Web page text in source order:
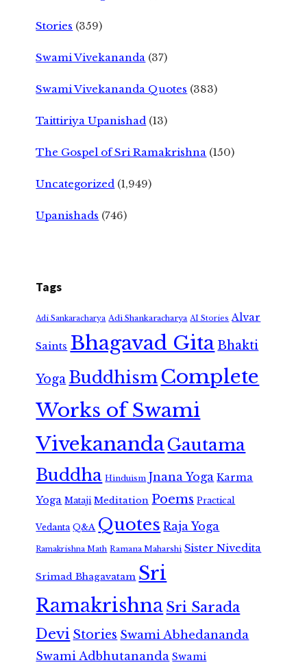
Stories (359)
Swami Vivekananda (37)
Swami Vivekananda Quotes (383)
Taittiriya Upanishad (13)
The Gospel of Sri Ramakrishna (150)
Uncategorized (1,949)
Upanishads (746)
Tags
Adi Sankaracharya Adi Shankaracharya AI Stories Alvar
Saints Bhagavad GitaBhakti
Yoga Buddhism Complete
Works of Swami
VivekanandaGautama
Buddha Hinduism Jnana Yoga Karma
Yoga Mataji Meditation Poems Practical
Vedanta Q&A Quotes Raja Yoga
Ramakrishna Math Ramana Maharshi Sister Nivedita
Srimad Bhagavatam Sri
RamakrishnaSri Sarada
Devi Stories Swami Abhedananda
Swami Adbhutananda Swami